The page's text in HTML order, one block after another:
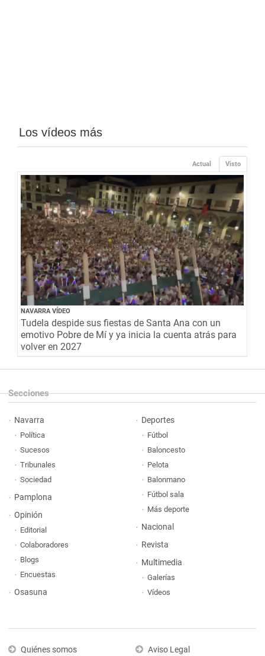
Los vídeos más
Visto
Actual
NAVARRA VÍDEO
Tudela despide sus fiestas de Santa Ana con un
emotivo Pobre de Mí y ya inicia la cuenta atrás para
volver en 2027
Secciones
Navarra
Política
Sucesos
Tribunales
Sociedad
Pamplona
Opinión
Editorial
Colaboradores
Blogs
Encuestas
Osasuna
Deportes
Fútbol
Baloncesto
Pelota
Balonmano
Fútbol sala
Más deporte
Nacional
Revista
Multimedia
Galerías
Vídeos
Quiénes somos Aviso Legal